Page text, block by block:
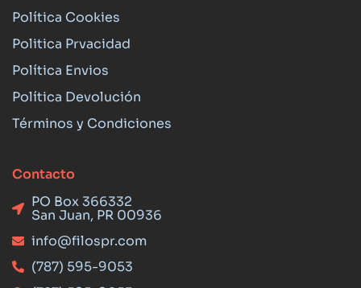
Política Cookies
Politica Prvacidad
Política Envios
Política Devolución
Términos y Condiciones
Contacto
PO Box 366332
San Juan, PR 00936
info@filospr.com
(787) 595-9053